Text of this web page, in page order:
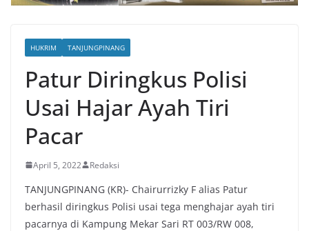
HUKRIM TANJUNGPINANG
Patur Diringkus Polisi
Usai Hajar Ayah Tiri
Pacar
April 5, 2022 Redaksi
TANJUNGPINANG (KR)- Chairurrizky F alias Patur
berhasil diringkus Polisi usai tega menghajar ayah tiri
pacarnya di Kampung Mekar Sari RT 003/RW 008,